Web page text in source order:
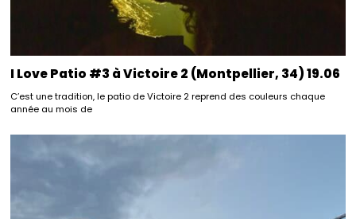
I Love Patio #3 à Victoire 2 (Montpellier, 34) 19.06
C’est une tradition, le patio de Victoire 2 reprend des couleurs chaque
année au mois de